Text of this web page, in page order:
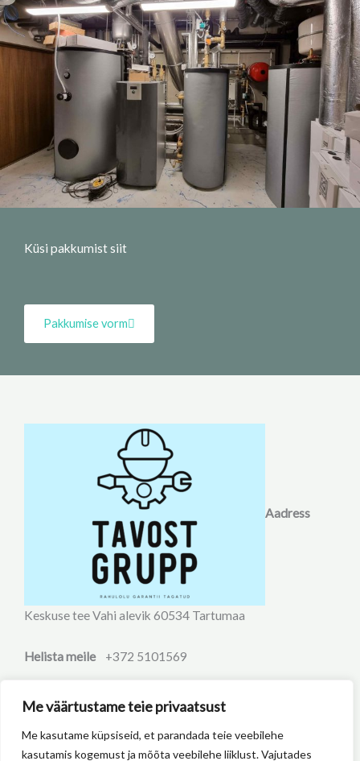
Me väärtustame teie privaatsust
Me kasutame küpsiseid, et parandada teie veebilehe
kasutamis kogemust ja mõõta veebilehe liiklust. Vajutades
Küsi pakkumist siit
Pakkumise vorm
Aadress
Keskuse tee Vahi alevik 60534 Tartumaa
Helista meile +372 5101569
Kirjuta meile info@tavost.ee
Copyright © 2026 Tavost Grupp | Powered by Tavost Grupp